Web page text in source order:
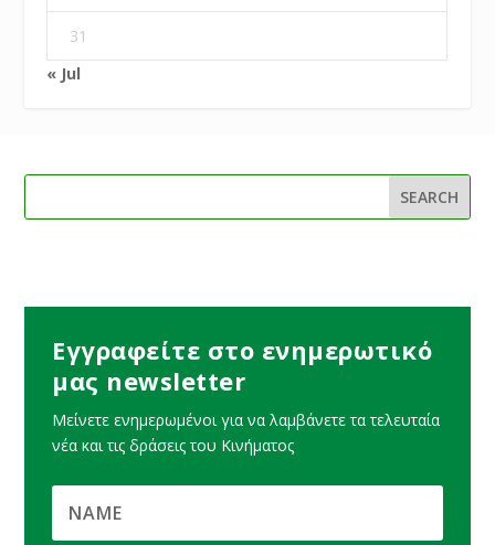
31
« Jul
Εγγραφείτε στο ενημερωτικό
μας newsletter
Μείνετε ενημερωμένοι για να λαμβάνετε τα τελευταία
νέα και τις δράσεις του Κινήματος